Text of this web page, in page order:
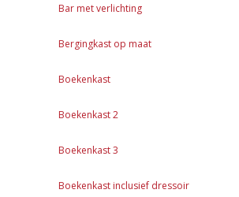
Bar met verlichting
Bergingkast op maat
Boekenkast
Boekenkast 2
Boekenkast 3
Boekenkast inclusief dressoir